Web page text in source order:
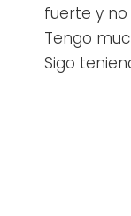
fuerte y no
Tengo
Sigo